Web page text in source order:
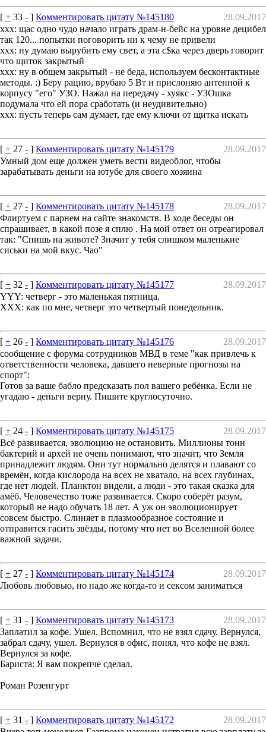
[ + 33 - ] Комментировать цитату №145180
28.09.2017
xxx: щас одно чудо начало играть драм-н-бейс на уровне децибел
так 120... попытки поговорить ни к чему не привели
xxx: ну думаю вырубить ему свет, а эта с$ка через дверь говорит
что щиток закрытый
xxx: ну в общем закрытый - не беда, используем бесконтактные
методы. :) Беру рацию, врубаю 5 Вт и прислоняю антенной к
корпусу "его" УЗО. Нажал на передачу - хуякс - УЗОшка
подумала что ей пора сработать (и неудивительно)
xxx: пусть теперь сам думает, где ему ключи от щитка искать
[ + 27 - ] Комментировать цитату №145179
28.09.2017
Умный дом еще должен уметь вести видеоблог, чтобы
зарабатывать деньги на ютубе для своего хозяина
[ + 27 - ] Комментировать цитату №145178
28.09.2017
Флиртуем с парнем на сайте знакомств. В ходе беседы он
спрашивает, в какой позе я сплю . На мой ответ он отреагировал
так: "Спишь на животе? Значит у тебя слишком маленькие
сиськи на мой вкус. Чао"
[ + 32 - ] Комментировать цитату №145177
28.09.2017
YYY: четверг - это маленькая пятница.
XXX: как по мне, четверг это четвертый понедельник.
[ + 26 - ] Комментировать цитату №145176
28.09.2017
сообщение с форума сотрудников МВД в теме "как привлечь к
ответственности человека, давшего неверные прогнозы на
спорт":
Готов за ваше бабло предсказать пол вашего ребёнка. Если не
угадаю - деньги верну. Пишите круглосуточно.
[ + 24 - ] Комментировать цитату №145175
28.09.2017
Всё развивается, эволюцию не остановить. Миллионы тонн
бактерий и архей не очень понимают, что значит, что Земля
принадлежит людям. Они тут нормально делятся и плавают со
времён, когда кислорода на всех не хватало, на всех глубинах,
где нет людей. Планктон видели, а люди - это такая сказка для
амёб. Человечество тоже развивается. Скоро соберёт разум,
который не надо обучать 18 лет. А уж он эволюционирует
совсем быстро. Слиняет в плазмообразное состояние и
отправится гасить звёзды, потому что нет во Вселенной более
важной задачи.
[ + 27 - ] Комментировать цитату №145174
28.09.2017
Любовь любовью, но надо же когда-то и сексом заниматься
[ + 31 - ] Комментировать цитату №145173
28.09.2017
Заплатил за кофе. Ушел. Вспомнил, что не взял сдачу. Вернулся,
забрал сдачу, ушел. Вернулся в офис, понял, что кофе не взял.
Вернулся за кофе.
Бариста: Я вам покрепче сделал.
Роман Розенгурт
[ + 31 - ] Комментировать цитату №145172
28.09.2017